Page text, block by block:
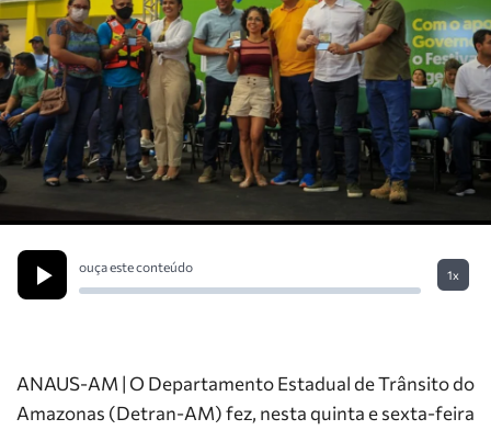
ouça este conteúdo
1x
ANAUS-AM | O Departamento Estadual de Trânsito do
Amazonas (Detran-AM) fez, nesta quinta e sexta-feira